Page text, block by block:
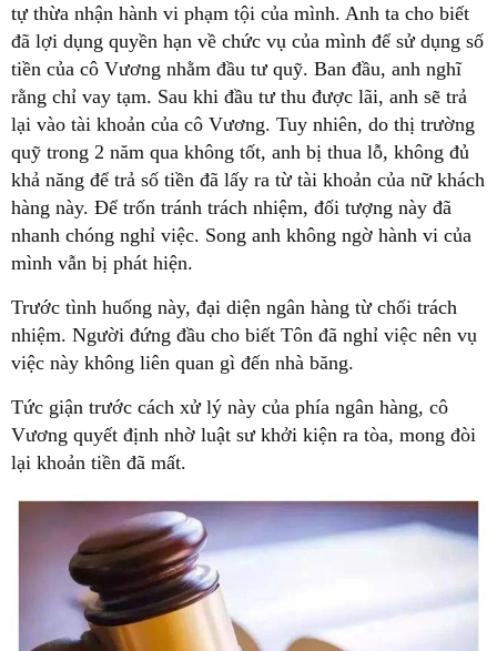
tự thừa nhận hành vi phạm tội của mình. Anh ta cho biết
đã lợi dụng quyền hạn về chức vụ của mình để sử dụng số
tiền của cô Vương nhằm đầu tư quỹ. Ban đầu, anh nghĩ
rằng chỉ vay tạm. Sau khi đầu tư thu được lãi, anh sẽ trả
lại vào tài khoản của cô Vương. Tuy nhiên, do thị trường
quỹ trong 2 năm qua không tốt, anh bị thua lỗ, không đủ
khả năng để trả số tiền đã lấy ra từ tài khoản của nữ khách
hàng này. Để trốn tránh trách nhiệm, đối tượng này đã
nhanh chóng nghỉ việc. Song anh không ngờ hành vi của
mình vẫn bị phát hiện.
Trước tình huống này, đại diện ngân hàng từ chối trách
nhiệm. Người đứng đầu cho biết Tôn đã nghỉ việc nên vụ
việc này không liên quan gì đến nhà băng.
Tức giận trước cách xử lý này của phía ngân hàng, cô
Vương quyết định nhờ luật sư khởi kiện ra tòa, mong đòi
lại khoản tiền đã mất.